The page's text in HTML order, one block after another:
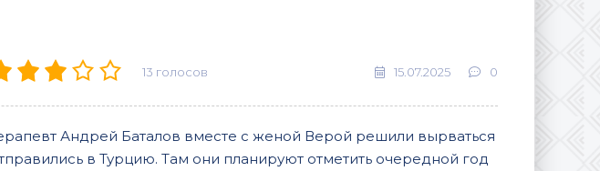
13 голосов 15.07.2025 0
Андрей Баталов вместе с женой Верой решили вырваться
в Турцию. Там они планируют отметить очередной год